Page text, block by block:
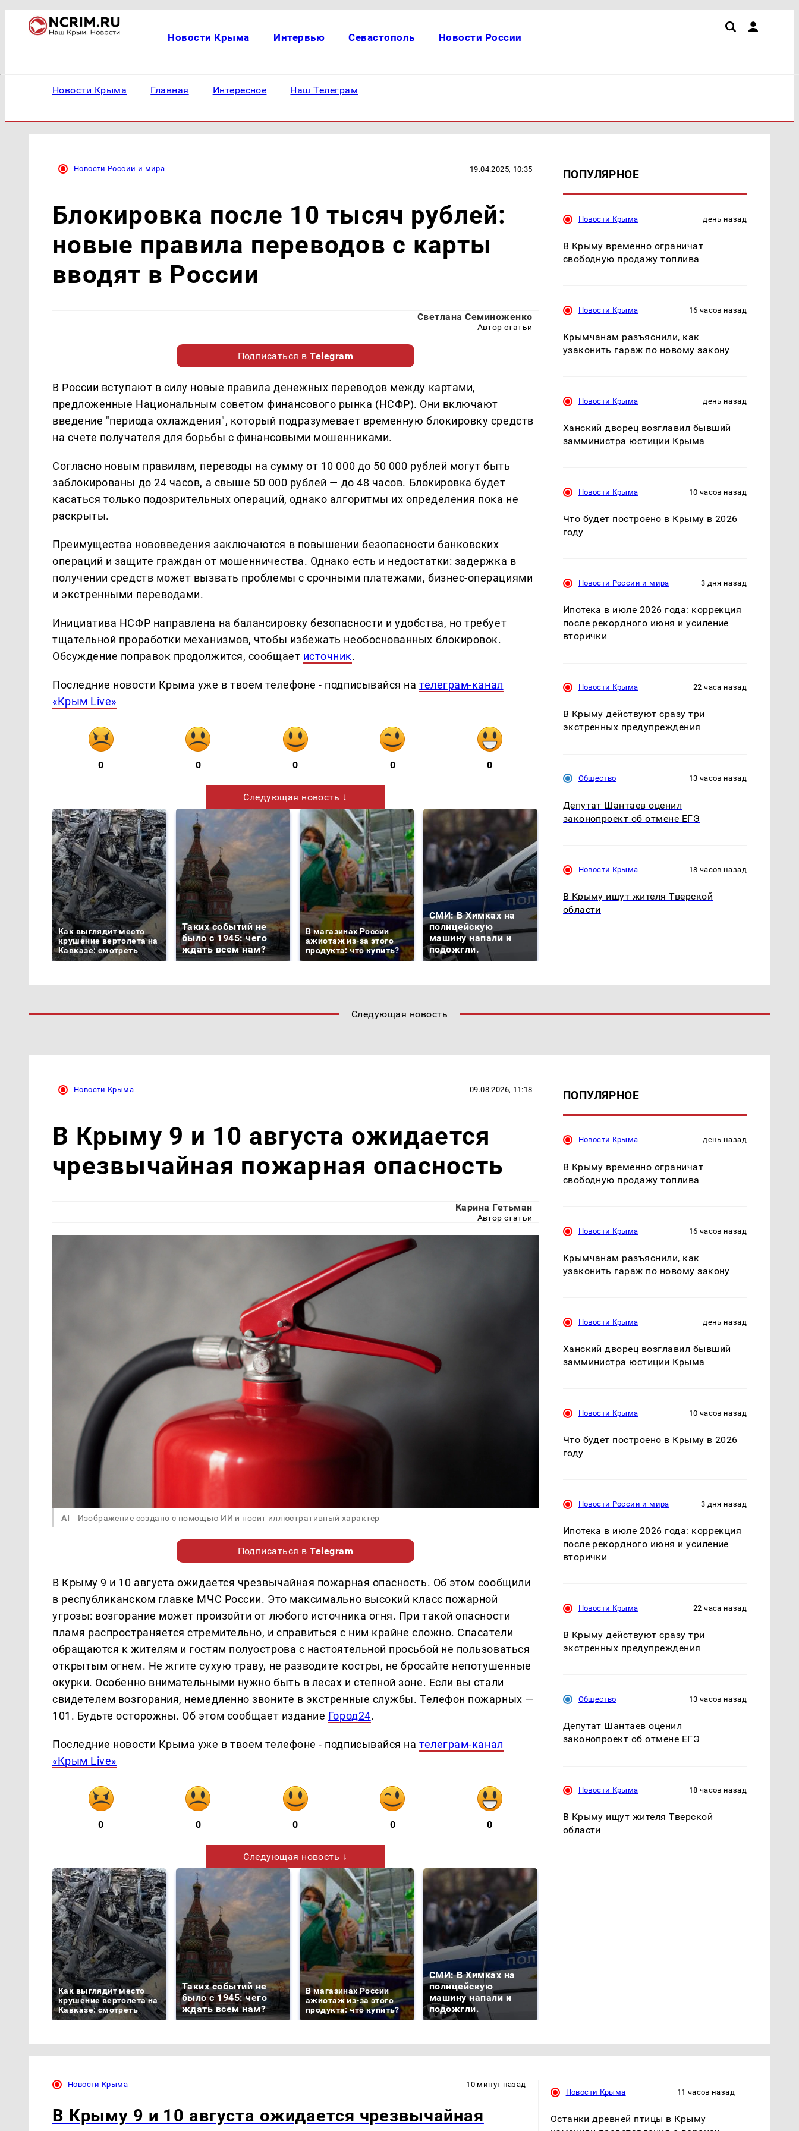
Новости Крыма Интервью Севастополь Новости России
Новости Крыма Главная Интересное Наш Телеграм
Новости России и мира 19.04.2025, 10:35
Блокировка после 10 тысяч рублей:
новые правила переводов с карты
вводят в России
Светлана Семиноженко
Автор статьи
Подписаться вTelegram
В России вступают в силу новые правила денежных переводов между картами,
предложенные Национальным советом финансового рынка (НСФР). Они включают
введение "периода охлаждения", который подразумевает временную блокировку средств
на счете получателя для борьбы с финансовыми мошенниками.
Согласно новым правилам, переводы на сумму от 10 000 до 50 000 рублей могут быть
заблокированы до 24 часов, а свыше 50 000 рублей — до 48 часов. Блокировка будет
касаться только подозрительных операций, однако алгоритмы их определения пока не
раскрыты.
Преимущества нововведения заключаются в повышении безопасности банковских
операций и защите граждан от мошенничества. Однако есть и недостатки: задержка в
получении средств может вызвать проблемы с срочными платежами, бизнес-операциями
и экстренными переводами.
Инициатива НСФР направлена на балансировку безопасности и удобства, но требует
тщательной проработки механизмов, чтобы избежать необоснованных блокировок.
Обсуждение поправок продолжится, сообщает источник.
Последние новости Крыма уже в твоем телефоне - подписывайся нателеграм-канал
«Крым Live»
0 0 0 0 0
Следующая новость ↓
Как выглядит место
крушение вертолета на
Кавказе: смотреть
Таких событий не
было с 1945: чего
ждать всем нам?
В магазинах России
ажиотаж из-за этого
продукта: что купить?
СМИ: В Химках на
полицейскую
машину напали и
подожгли.
ПОПУЛЯРНОЕ
Новости Крыма день назад
В Крыму временно ограничат
свободную продажу топлива
Новости Крыма 16 часов назад
Крымчанам разъяснили, как
узаконить гараж по новому закону
Новости Крыма день назад
Ханский дворец возглавил бывший
замминистра юстиции Крыма
Новости Крыма 10 часов назад
Что будет построено в Крыму в 2026
году
Новости России и мира 3 дня назад
Ипотека в июле 2026 года: коррекция
после рекордного июня и усиление
вторички
Новости Крыма 22 часа назад
В Крыму действуют сразу три
экстренных предупреждения
Общество 13 часов назад
Депутат Шантаев оценил
законопроект об отмене ЕГЭ
Новости Крыма 18 часов назад
В Крыму ищут жителя Тверской
области
Следующая новость
Новости Крыма 09.08.2026, 11:18
В Крыму 9 и 10 августа ожидается
чрезвычайная пожарная опасность
Карина Гетьман
Автор статьи
AI Изображение создано с помощью ИИ и носит иллюстративный характер
Подписаться вTelegram
В Крыму 9 и 10 августа ожидается чрезвычайная пожарная опасность. Об этом сообщили
в республиканском главке МЧС России. Это максимально высокий класс пожарной
угрозы: возгорание может произойти от любого источника огня. При такой опасности
пламя распространяется стремительно, и справиться с ним крайне сложно. Спасатели
обращаются к жителям и гостям полуострова с настоятельной просьбой не пользоваться
открытым огнем. Не жгите сухую траву, не разводите костры, не бросайте непотушенные
окурки. Особенно внимательными нужно быть в лесах и степной зоне. Если вы стали
свидетелем возгорания, немедленно звоните в экстренные службы. Телефон пожарных —
101. Будьте осторожны. Об этом сообщает издание Город24.
Последние новости Крыма уже в твоем телефоне - подписывайся нателеграм-канал
«Крым Live»
0 0 0 0 0
Следующая новость ↓
Как выглядит место
крушение вертолета на
Кавказе: смотреть
Таких событий не
было с 1945: чего
ждать всем нам?
В магазинах России
ажиотаж из-за этого
продукта: что купить?
СМИ: В Химках на
полицейскую
машину напали и
подожгли.
ПОПУЛЯРНОЕ
Новости Крыма день назад
В Крыму временно ограничат
свободную продажу топлива
Новости Крыма 16 часов назад
Крымчанам разъяснили, как
узаконить гараж по новому закону
Новости Крыма день назад
Ханский дворец возглавил бывший
замминистра юстиции Крыма
Новости Крыма 10 часов назад
Что будет построено в Крыму в 2026
году
Новости России и мира 3 дня назад
Ипотека в июле 2026 года: коррекция
после рекордного июня и усиление
вторички
Новости Крыма 22 часа назад
В Крыму действуют сразу три
экстренных предупреждения
Общество 13 часов назад
Депутат Шантаев оценил
законопроект об отмене ЕГЭ
Новости Крыма 18 часов назад
В Крыму ищут жителя Тверской
области
Новости Крыма 10 минут назад
В Крыму 9 и 10 августа ожидается чрезвычайная
Новости Крыма 11 часов назад
Останки древней птицы в Крыму